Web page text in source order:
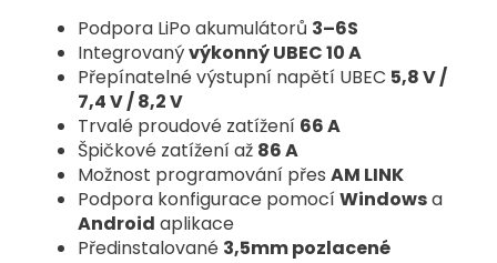
Podpora LiPo akumulátorů 3–6S
Integrovanývýkonný UBEC 10 A
Přepínatelné výstupní napětí UBEC 5,8 V /
7,4 V / 8,2 V
Trvalé proudové zatížení 66 A
Špičkové zatížení až 86 A
Možnost programování přes AM LINK
Podpora konfigurace pomocíWindowsa
Android aplikace
Předinstalované 3,5mm pozlacené